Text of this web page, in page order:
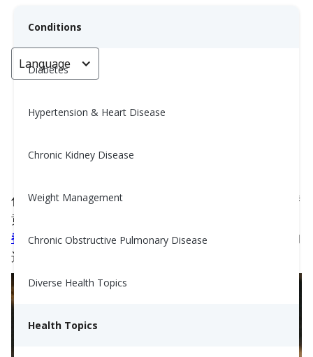
Conditions
Diabetes
Hypertension & Heart Disease
Chronic Kidney Disease
Weight Management
Chronic Obstructive Pulmonary Disease
Diverse Health Topics
Health Topics
Language
可以用什麼代替椰漿或椰奶？
Nina Ghamrawi, MS, RD, CDE
你在进行健康饮食吗？最近许多食谱用椰子产品代替
黄油或猪油。它们被宣传为有益的，但研究表明这
都是炒作。所以如果你想要比椰奶或椰子奶油更好的
选择，请继续阅读。